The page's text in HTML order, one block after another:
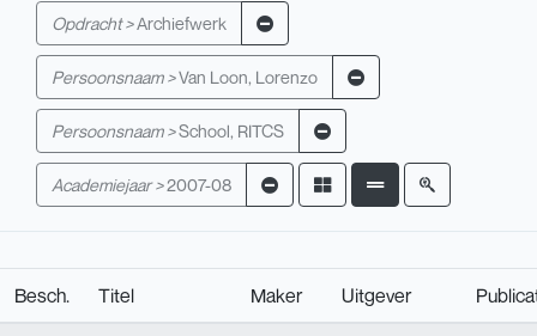
Opdracht >Archiefwerk
Persoonsnaam >Van Loon, Lorenzo
Persoonsnaam >School, RITCS
Academiejaar >2007-08
Besch. Titel Maker Uitgever